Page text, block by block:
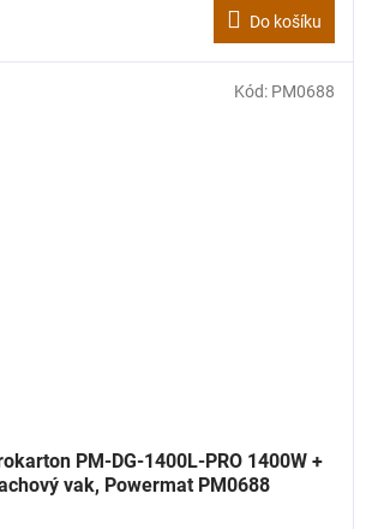
Do košíku
PM-DG-1400L-PRO 1400W +
vak, Powermat PM0688
Kód: PM0688